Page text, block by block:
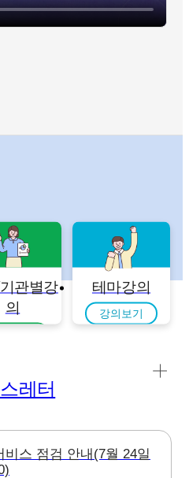
관별강
의
테마강의
강의보기
레터
스 점검 안내(7월 24일